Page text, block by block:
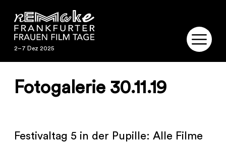
2–7 Dez 2025
2–7 Dez 2025
Fotogalerie 30.11.19
Festivaltag 5 in der Pupille: Alle Filme